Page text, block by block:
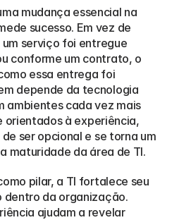
mudança essencial na
sucesso. Em vez de
serviço foi entregue
conforme um contrato, o
essa entrega foi
depende da tecnologia
ambientes cada vez mais
orientados à experiência,
ser opcional e se torna um
maturidade da área de TI.
pilar, a TI fortalece seu
da organização.
ajudam a revelar